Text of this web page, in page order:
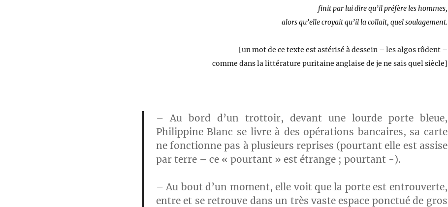
finit par lui dire qu’il préfère les hommes,
alors qu’elle croyait qu’il la collait, quel soulagement.
[un mot de ce texte est astérisé à dessein – les algos rôdent –
comme dans la littérature puritaine anglaise de je ne sais quel siècle]
– Au bord d’un trottoir, devant une lourde porte bleue,
Philippine Blanc se livre à des opérations bancaires, sa carte
ne fonctionne pas à plusieurs reprises (pourtant elle est assise
par terre – ce « pourtant » est étrange ; pourtant -).
– Au bout d’un moment, elle voit que la porte est entrouverte,
entre et se retrouve dans un très vaste espace ponctué de gros